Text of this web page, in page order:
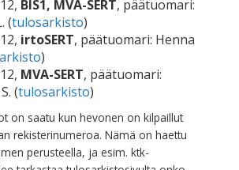
BIS1, MVA-SERT, päätuomari:
(tulosarkisto)
irtoSERT, päätuomari: Henna
)
MVA-SERT, päätuomari:
(tulosarkisto)
on saatu kun hevonen on kilpaillut
rekisterinumeroa. Nämä on haettu
perusteella, ja esim. ktk-